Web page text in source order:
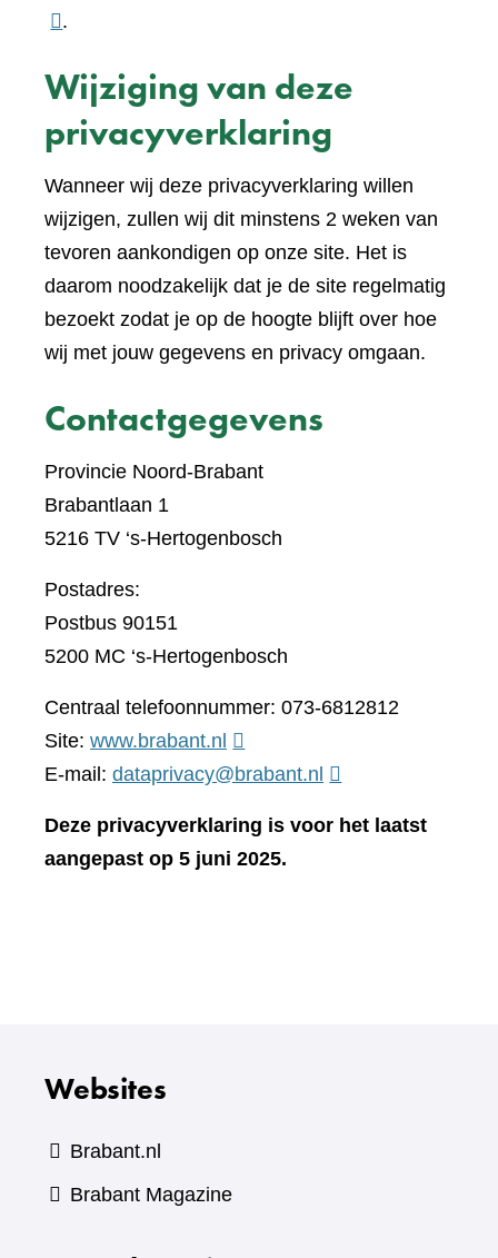
.
Wijziging van deze
privacyverklaring
Wanneer wij deze privacyverklaring willen
wijzigen, zullen wij dit minstens 2 weken van
tevoren aankondigen op onze site. Het is
daarom noodzakelijk dat je de site regelmatig
bezoekt zodat je op de hoogte blijft over hoe
wij met jouw gegevens en privacy omgaan.
Contactgegevens
Provincie Noord-Brabant
Brabantlaan 1
5216 TV ‘s-Hertogenbosch
Postadres:
Postbus 90151
5200 MC ‘s-Hertogenbosch
Centraal telefoonnummer: 073-6812812
Site: www.brabant.nl (verwijst
naar
andere
E-mail: dataprivacy@brabant.nl
Deze privacyverklaring is voor het laatst
aangepast op 5 juni 2025.
Websites
Brabant.nl
Brabant Magazine(verwijst